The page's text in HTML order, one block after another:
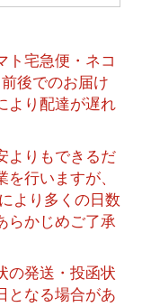
ト宅急便・ネコ
後でのお届け
より配達が遅れ
よりもできるだ
行いますが、
より多くの日数
らかじめご了承
の発送・投函状
となる場合があ